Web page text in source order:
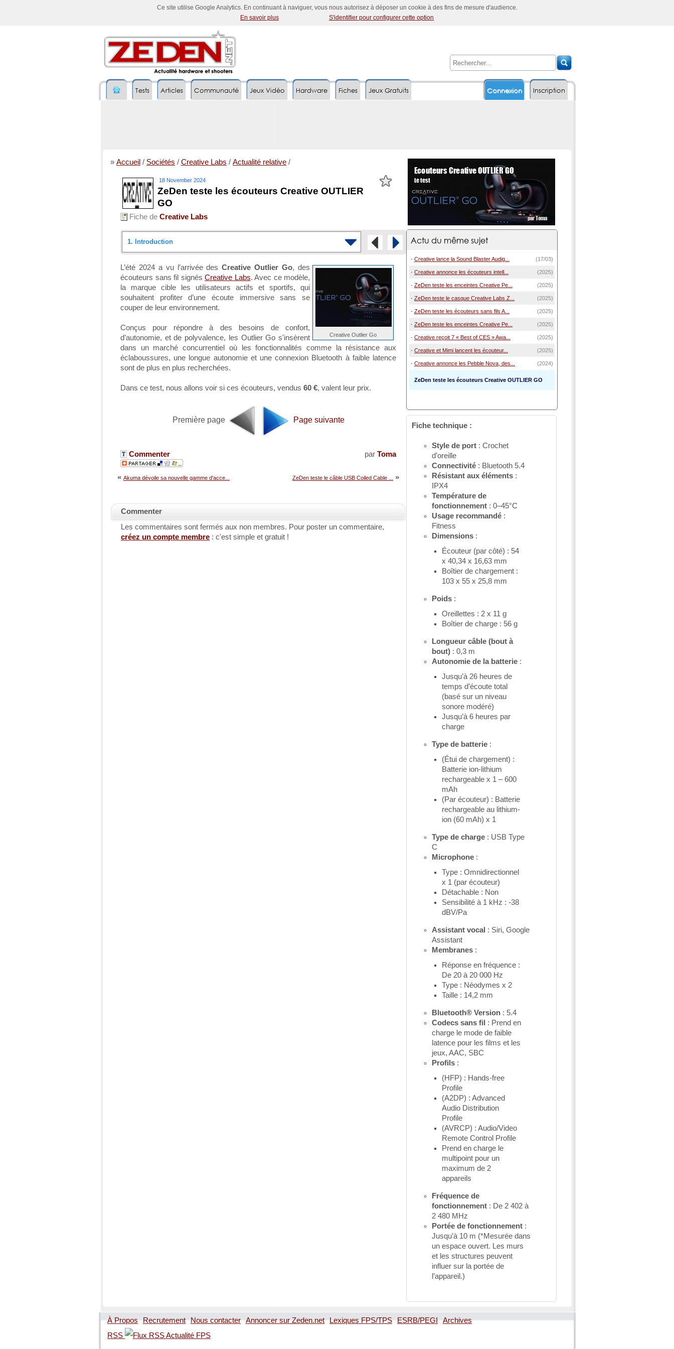
Ce site utilise Google Analytics. En continuant à naviguer, vous nous autorisez à déposer un cookie à des fins de mesure d'audience.
En savoir plus
S'identifier pour configurer cette option
Inscription
Tests Articles Communauté Jeux Vidéo Hardware Fiches Connexion
Jeux Gratuits
» Accueil / Sociétés / Creative Labs / Actualité relative /
18 November 2024
ZeDen teste les écouteurs Creative OUTLIER
GO
Fiche de Creative Labs
1. Introduction
Déballage
Description du produit
Application Creative
Protocole de test
Plage de rendu sonore : protocole et résultats
Usage et avis personnel
Creative Outlier Go
L’été 2024 a vu l’arrivée desCreative Outlier Go, des
écouteurs sans fil signés Creative Labs. Avec ce modèle,
la marque cible les utilisateurs actifs et sportifs, qui
souhaitent profiter d’une écoute immersive sans se
couper de leur environnement.
Conçus pour répondre à des besoins de confort,
d’autonomie, et de polyvalence, les Outlier Go s'insèrent
dans un marché concurrentiel où les fonctionnalités comme la résistance aux
éclaboussures, une longue autonomie et une connexion Bluetooth à faible latence
sont de plus en plus recherchées.
Dans ce test, nous allons voir si ces écouteurs, vendus 60 €, valent leur prix.
Première page Page suivante
par Toma
Commenter
ZeDen teste le câble USB Coiled Cable ... »
« Akuma dévoile sa nouvelle gamme d'acce...
Commenter
Les commentaires sont fermés aux non membres. Pour poster un commentaire,
créez un compte membre : c'est simple et gratuit !
Actu du même sujet
- Creative lance la Sound Blaster Audig... (17/03)
- Creative annonce les écouteurs intell... (2025)
- ZeDen teste les enceintes Creative Pe... (2025)
- ZeDen teste le casque Creative Labs Z... (2025)
- ZeDen teste les écouteurs sans fils A... (2025)
- ZeDen teste les enceintes Creative Pe... (2025)
- Creative reçoit 7 « Best of CES » Awa... (2025)
- Creative et Mimi lancent les écouteur... (2025)
- Creative annonce les Pebble Nova, des... (2024)
ZeDen teste les écouteurs Creative OUTLIER GO
Fiche technique :
Style de port : Crochet
d’oreille
Connectivité : Bluetooth 5.4
Résistant aux éléments :
IPX4
Température de
fonctionnement : 0–45°C
Usage recommandé :
Fitness
Dimensions :
Écouteur (par côté) : 54
x 40,34 x 16,63 mm
Boîtier de chargement :
103 x 55 x 25,8 mm
Poids :
Oreillettes : 2 x 11 g
Boîtier de charge : 56 g
Longueur câble (bout à
bout) : 0,3 m
Autonomie de la batterie :
Jusqu’à 26 heures de
temps d’écoute total
(basé sur un niveau
sonore modéré)
Jusqu’à 6 heures par
charge
Type de batterie :
(Étui de chargement) :
Batterie ion-lithium
rechargeable x 1 – 600
mAh
(Par écouteur) : Batterie
rechargeable au lithium-
ion (60 mAh) x 1
Type de charge : USB Type
C
Microphone :
Type : Omnidirectionnel
x 1 (par écouteur)
Détachable : Non
Sensibilité à 1 kHz : -38
dBV/Pa
Assistant vocal : Siri, Google
Assistant
Membranes :
Réponse en fréquence :
De 20 à 20 000 Hz
Type : Néodymes x 2
Taille : 14,2 mm
Bluetooth® Version : 5.4
Codecs sans fil
: Prend en
charge le mode de faible
latence pour les films et les
jeux, AAC, SBC
Profils :
(HFP) : Hands-free
Profile
(A2DP) : Advanced
Audio Distribution
Profile
(AVRCP) : Audio/Video
Remote Control Profile
Prend en charge le
multipoint pour un
maximum de 2
appareils
Fréquence de
fonctionnement : De 2 402 à
2 480 MHz
Portée de fonctionnement :
Jusqu’à 10 m (*Mesurée dans
un espace ouvert. Les murs
et les structures peuvent
influer sur la portée de
l’appareil.)
À Propos Recrutement Nous contacter Annoncer sur Zeden.net Lexiques FPS/TPS ESRB/PEGI
Archives
RSS